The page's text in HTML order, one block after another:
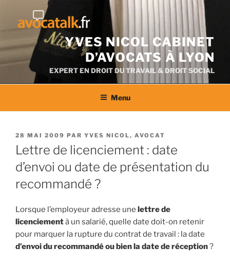
contenu
YVES NICOL CABINET
D’AVOCATS À LYON
EXPERT EN DROIT DU TRAVAIL & DROIT SOCIAL
Menu
PUBLIÉ
LE
28 MAI 2009 PAR YVES NICOL, AVOCAT
Lettre de licenciement : date
d’envoi ou date de présentation du
recommandé ?
Lorsque l’employeur adresse une lettre de
licenciementà un salarié, quelle date doit-on retenir
pour marquer la rupture du contrat de travail : la date
d’envoi du recommandé ou bien la date de réception?